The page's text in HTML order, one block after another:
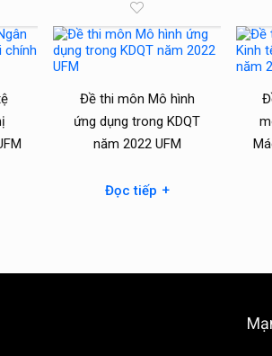
Đề thi môn Mô hình
ứng dụng trong KDQT
năm 2022 UFM
Đọc tiếp +